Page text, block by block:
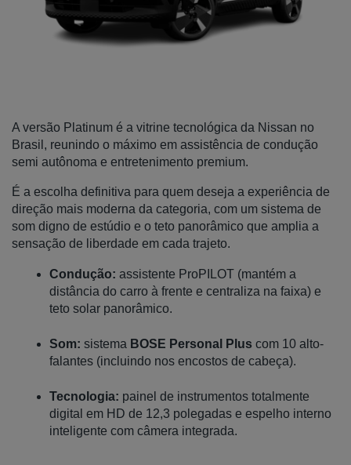
A versão Platinum é a vitrine tecnológica da Nissan no
Brasil, reunindo o máximo em assistência de condução
semi autônoma e entretenimento premium.
É a escolha definitiva para quem deseja a experiência de
direção mais moderna da categoria, com um sistema de
som digno de estúdio e o teto panorâmico que amplia a
sensação de liberdade em cada trajeto.
Condução: assistente ProPILOT (mantém a
distância do carro à frente e centraliza na faixa) e
teto solar panorâmico.
Som: sistema BOSE Personal Plus com 10 alto-
falantes (incluindo nos encostos de cabeça).
Tecnologia: painel de instrumentos totalmente
digital em HD de 12,3 polegadas e espelho interno
inteligente com câmera integrada.